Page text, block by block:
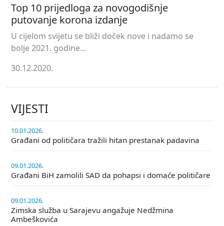
Top 10 prijedloga za novogodišnje
putovanje korona izdanje
U cijelom svijetu se bliži doček nove i nadamo se
bolje 2021. godine...
30.12.2020.
VIJESTI
10.01.2026.
Građani od političara tražili hitan prestanak padavina
09.01.2026.
Građani BiH zamolili SAD da pohapsi i domaće političare
09.01.2026.
Zimska služba u Sarajevu angažuje Nedžmina
Ambeškovića